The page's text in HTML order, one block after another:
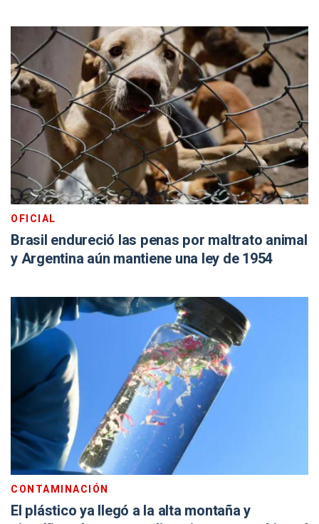
OFICIAL
Brasil endureció las penas por maltrato animal
y Argentina aún mantiene una ley de 1954
CONTAMINACIÓN
El plástico ya llegó a la alta montaña y